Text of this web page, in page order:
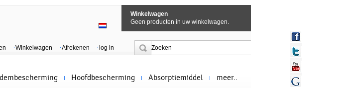
Winkelwagen
Geen producten in uw winkelwagen.
log in
Afrekenen
Winkelwagen
Hoofdbescherming Absorptiemiddel meer..